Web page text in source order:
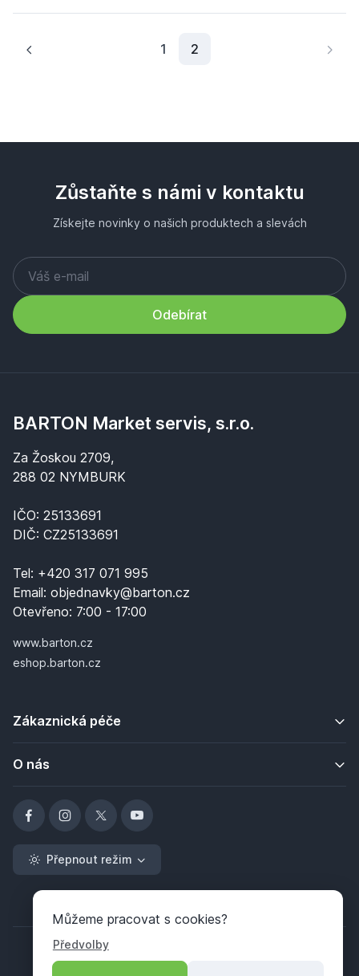
1 2
Zůstaňte s námi v kontaktu
Získejte novinky o našich produktech a slevách
Odebírat
BARTON Market servis, s.r.o.
Za Žoskou 2709,
288 02 NYMBURK
IČO: 25133691
DIČ: CZ25133691
Tel: +420 317 071 995
Email: objednavky@barton.cz
Otevřeno: 7:00 - 17:00
www.barton.cz
eshop.barton.cz
Zákaznická péče
O nás
Přepnout režim
Můžeme pracovat s cookies?
Předvolby